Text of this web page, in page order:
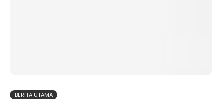
BERITA UTAMA